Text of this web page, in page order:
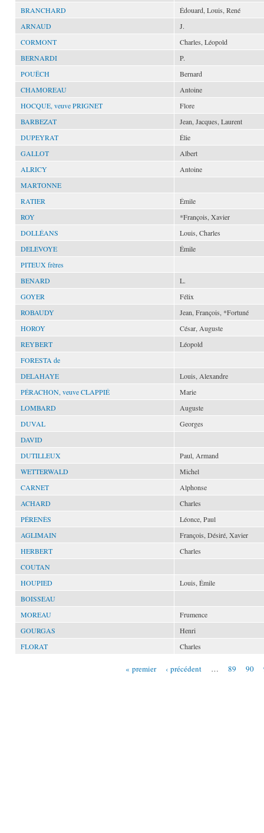
BRANCHARD
Édouard, Louis, René
ARNAUD
J.
CORMONT
Charles, Léopold
BERNARDI
P.
POUËCH
Bernard
CHAMOREAU
Antoine
HOCQUE, veuve PRIGNET
Flore
BARBEZAT
Jean, Jacques, Laurent
DUPEYRAT
Élie
GALLOT
Albert
ALRICY
Antoine
MARTONNE
RATIER
Émile
ROY
*François, Xavier
DOLLÉANS
Louis, Charles
DELEVOYE
Émile
PITEUX frères
BENARD
L.
GOYER
Félix
ROBAUDY
Jean, François, *Fortuné
HOROY
César, Auguste
REYBERT
Léopold
FORESTA de
DELAHAYE
Louis, Alexandre
PÉRACHON, veuve CLAPPIÉ
Marie
LOMBARD
Auguste
DUVAL
Georges
DAVID
DUTILLEUX
Paul, Armand
WETTERWALD
Michel
CARNET
Alphonse
ACHARD
Charles
PÉRENÈS
Léonce, Paul
AGLIMAIN
François, Désiré, Xavier
HERBERT
Charles
COUTAN
HOUPIED
Louis, Émile
BOISSEAU
MOREAU
Frumence
GOURGAS
Henri
FLORAT
Charles
« premier ‹ précédent … 89 90